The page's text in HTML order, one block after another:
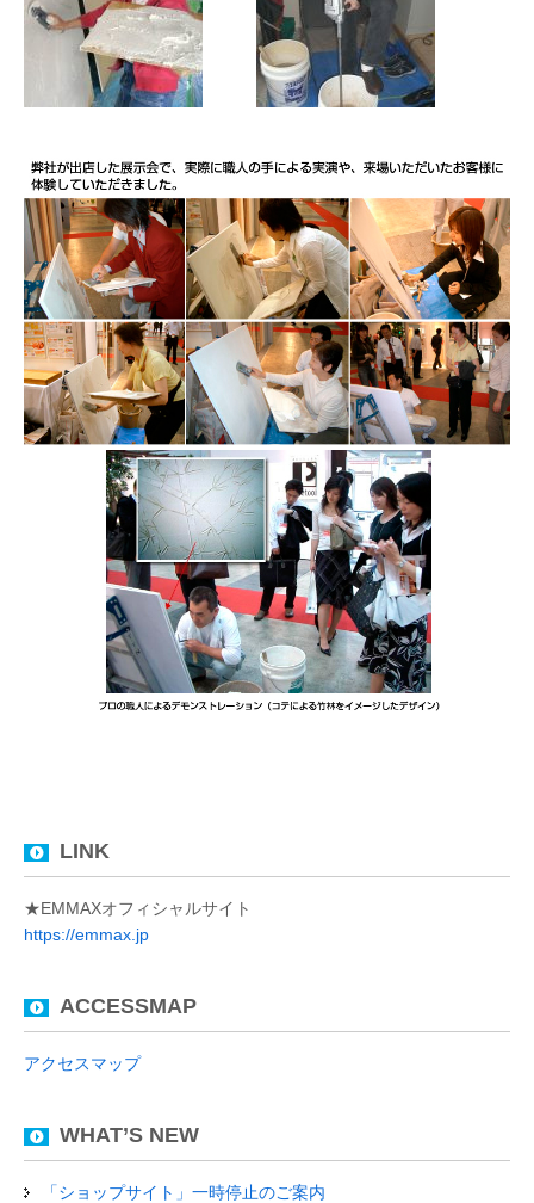
LINK
★EMMAXオフィシャルサイト
https://emmax.jp
ACCESSMAP
アクセスマップ
WHAT’S NEW
「ショップサイト」一時停止のご案内